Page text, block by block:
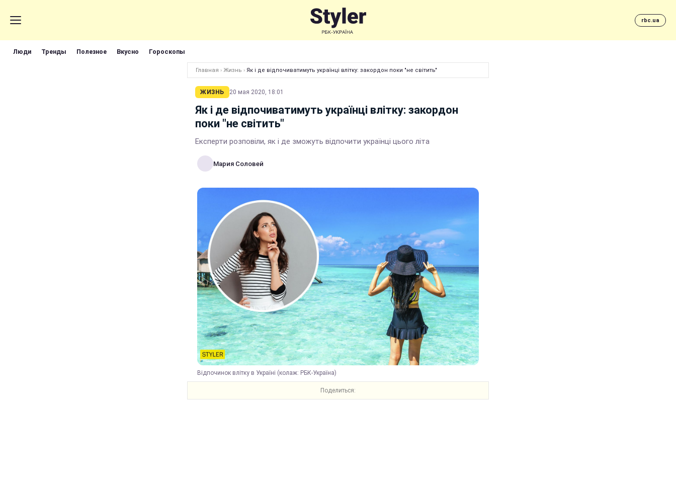
rbc.ua
Люди Тренды Полезное Вкусно Гороскопы
Главная › Жизнь › Як і де відпочиватимуть українці влітку: закордон поки "не світить"
ЖИЗНЬ 20 мая 2020, 18:01
Як і де відпочиватимуть українці влітку: закордон
поки "не світить"
Експерти розповіли, як і де зможуть відпочити українці цього літа
Мария Соловей
Відпочинок влітку в Україні (колаж: РБК-Україна)
Поделиться: